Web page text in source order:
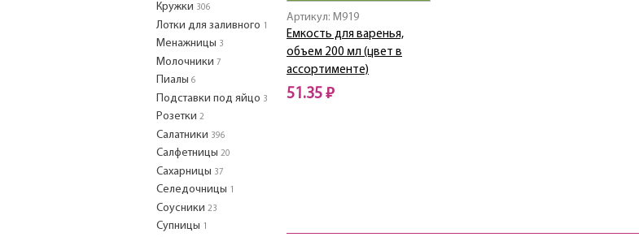
Кружки 306
Лотки для заливного 1
Менажницы 3
Молочники 7
Пиалы 6
Подставки под яйцо 3
Розетки 2
Салатники 396
Салфетницы 20
Сахарницы 37
Селедочницы 1
Соусники 23
Супницы 1
Артикул: M919
Емкость для варенья,
объем 200 мл (цвет в
ассортименте)
51.35 ₽